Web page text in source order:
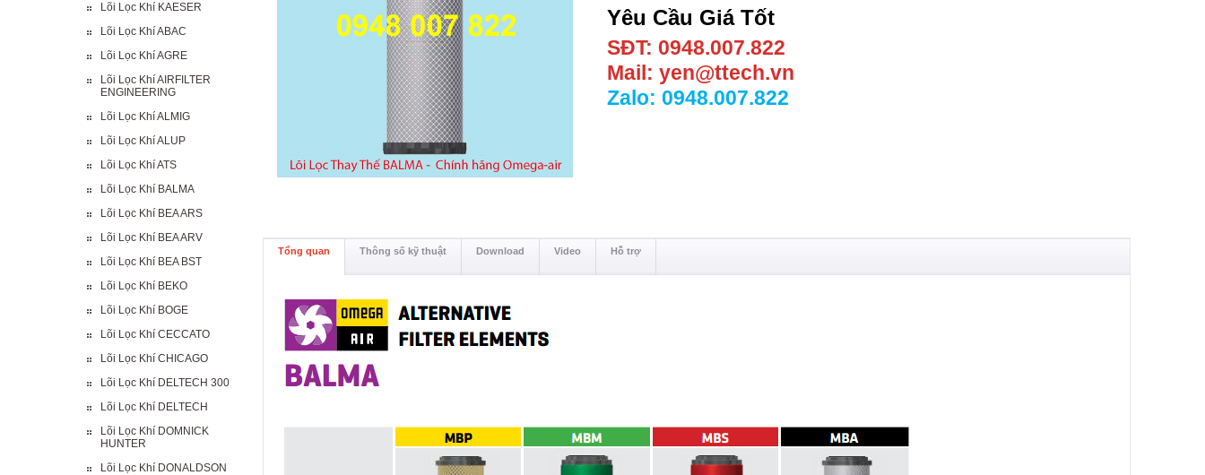
Lõi Lọc Khí KAESER
Lõi Lọc Khí ABAC
Lõi Lọc Khí AGRE
Lõi Lọc Khí AIRFILTER
ENGINEERING
Lõi Lọc Khí ALMIG
Lõi Lọc Khí ALUP
Lõi Lọc Khí ATS
Lõi Lọc Khí BALMA
Lõi Lọc Khí BEA ARS
Lõi Lọc Khí BEA ARV
Lõi Lọc Khí BEA BST
Lõi Lọc Khí BEKO
Lõi Lọc Khí BOGE
Lõi Lọc Khí CECCATO
Lõi Lọc Khí CHICAGO
Lõi Lọc Khí DELTECH 300
Lõi Lọc Khí DELTECH
Lõi Lọc Khí DOMNICK
HUNTER
Lõi Lọc Khí DONALDSON
Yêu Cầu Giá Tốt
SĐT: 0948.007.822
Mail: yen@ttech.vn
Zalo: 0948.007.822
Tổng quan Thông số kỹ thuật Download Video Hỗ trợ